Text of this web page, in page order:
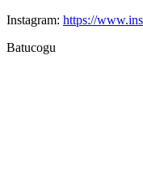
Instagram: https://
Batucogu